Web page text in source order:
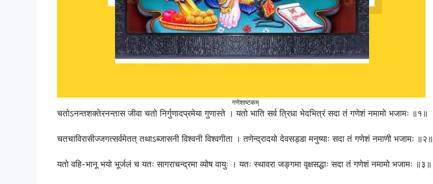
गणेशाष्टकम्
चतोऽनन्तशक्तेरनन्तास जीवा चतो निर्गुणादप्रमेया गुणास्ते । यतो भाति सर्व त्रिधा भेदभित्रं सदा तं गणेशं नमामो भजामः ॥१॥
चतचाविरासीज्जगत्सर्वमेतत् तथाऽब्जासनी विश्वनी विश्वगीता । तणेन्द्रादयो देवसड्डा मनुष्याः सदा तं गणेशं नमाणी भजामः ॥२॥
यतो वहि-भानू भयो भूर्जलं च यतः सागराचन्द्रमा व्योष वायुः । यतः स्थावरा जङ्गमा वृक्षसद्धाः सदा तं गणेशं नमामो भजामः ॥३॥